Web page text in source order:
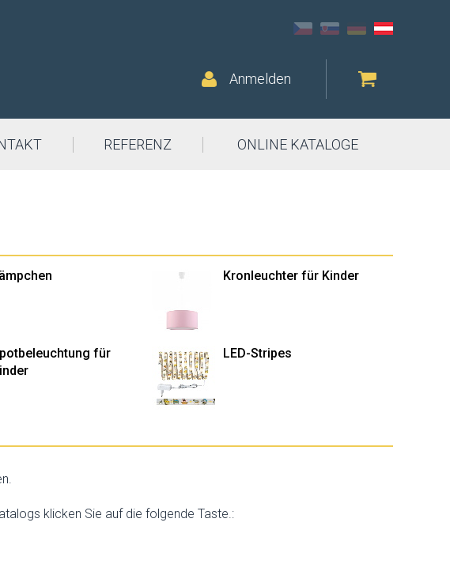
Anmelden
REFERENZ ONLINE KATALOGE
Kronleuchter für Kinder
für
LED-Stripes
klicken Sie auf die folgende Taste.: